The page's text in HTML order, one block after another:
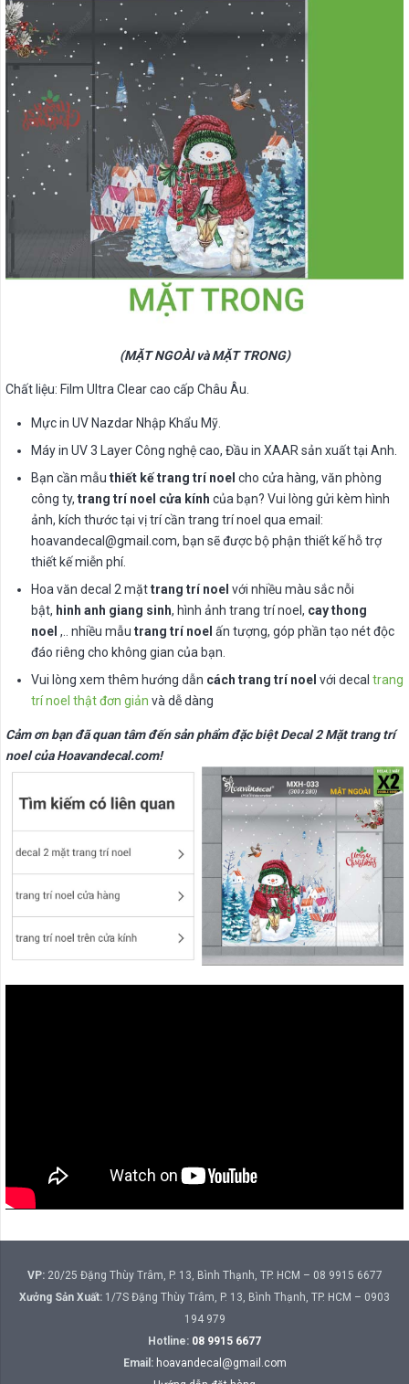
(MẶT NGOÀI và MẶT TRONG)
Chất liệu: Film Ultra Clear cao cấp Châu Âu.
Mực in UV Nazdar Nhập Khẩu Mỹ.
Máy in UV 3 Layer Công nghệ cao, Đầu in XAAR sản xuất tại Anh.
Bạn cần mẫu thiết kế trang trí noel cho cửa hàng, văn phòng
công ty, trang trí noel cửa kính của bạn? Vui lòng gửi kèm hình
ảnh, kích thước tại vị trí cần trang trí noel qua email:
hoavandecal@gmail.com, bạn sẽ được bộ phận thiết kế hỗ trợ
thiết kế miễn phí.
Hoa văn decal 2 mặttrang trí noel với nhiều màu sắc nỗi
bật, hinh anh giang sinh, hình ảnh trang trí noel, cay thong
noel ,.. nhiều mẫu trang trí noel ấn tượng, góp phần tạo nét độc
đáo riêng cho không gian của bạn.
Vui lòng xem thêm hướng dẫn cách trang trí noel với decal trang
trí noel thật đơn giản và dễ dàng
Cảm ơn bạn đã quan tâm đến sản phẩm đặc biệt Decal 2 Mặt trang trí
noel của Hoavandecal.com!
VP:20/25 Đặng Thùy Trâm, P. 13, Bình Thạnh, TP. HCM – 08 9915 6677
Xưởng Sản Xuất: 1/7S Đặng Thùy Trâm, P. 13, Bình Thạnh, TP. HCM – 0903
194 979
Hotline: 08 9915 6677
Email: hoavandecal@gmail.com